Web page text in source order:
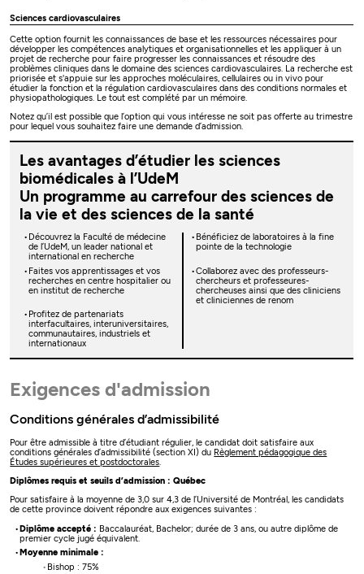
Sciences cardiovasculaires
Cette option fournit les connaissances de base et les ressources nécessaires pour
développer les compétences analytiques et organisationnelles et les appliquer à un
projet de recherche pour faire progresser les connaissances et résoudre des
problèmes cliniques dans le domaine des sciences cardiovasculaires. La recherche est
priorisée et s'appuie sur les approches moléculaires, cellulaires ou in vivo pour
étudier la fonction et la régulation cardiovasculaires dans des conditions normales et
physiopathologiques. Le tout est complété par un mémoire.
Notez qu’il est possible que l’option qui vous intéresse ne soit pas offerte au trimestre
pour lequel vous souhaitez faire une demande d’admission.
Les avantages d’étudier les sciences
biomédicales à l’UdeM
Un programme au carrefour des sciences de
la vie et des sciences de la santé
Découvrez la Faculté de médecine
de l’UdeM, un leader national et
international en recherche
Bénéficiez de laboratoires à la fine
pointe de la technologie
Faites vos apprentissages et vos
recherches en centre hospitalier ou
en institut de recherche
Collaborez avec des professeurs-
chercheurs et professeures-
chercheuses ainsi que des cliniciens
et cliniciennes de renom
Profitez de partenariats
interfacultaires, interuniversitaires,
communautaires, industriels et
internationaux
Exigences d'admission
Conditions générales d’admissibilité
Pour être admissible à titre d’étudiant régulier, le candidat doit satisfaire aux
conditions générales d’admissibilité (section XI) du Règlement pédagogique des
Études supérieures et postdoctorales.
Diplômes requis et seuils d’admission : Québec
Pour satisfaire à la moyenne de 3,0 sur 4,3 de l’Université de Montréal, les candidats
de cette province doivent répondre aux exigences suivantes :
Diplôme accepté : Baccalauréat, Bachelor; durée de 3 ans, ou autre diplôme de
premier cycle jugé équivalent.
Moyenne minimale :
Bishop : 75%